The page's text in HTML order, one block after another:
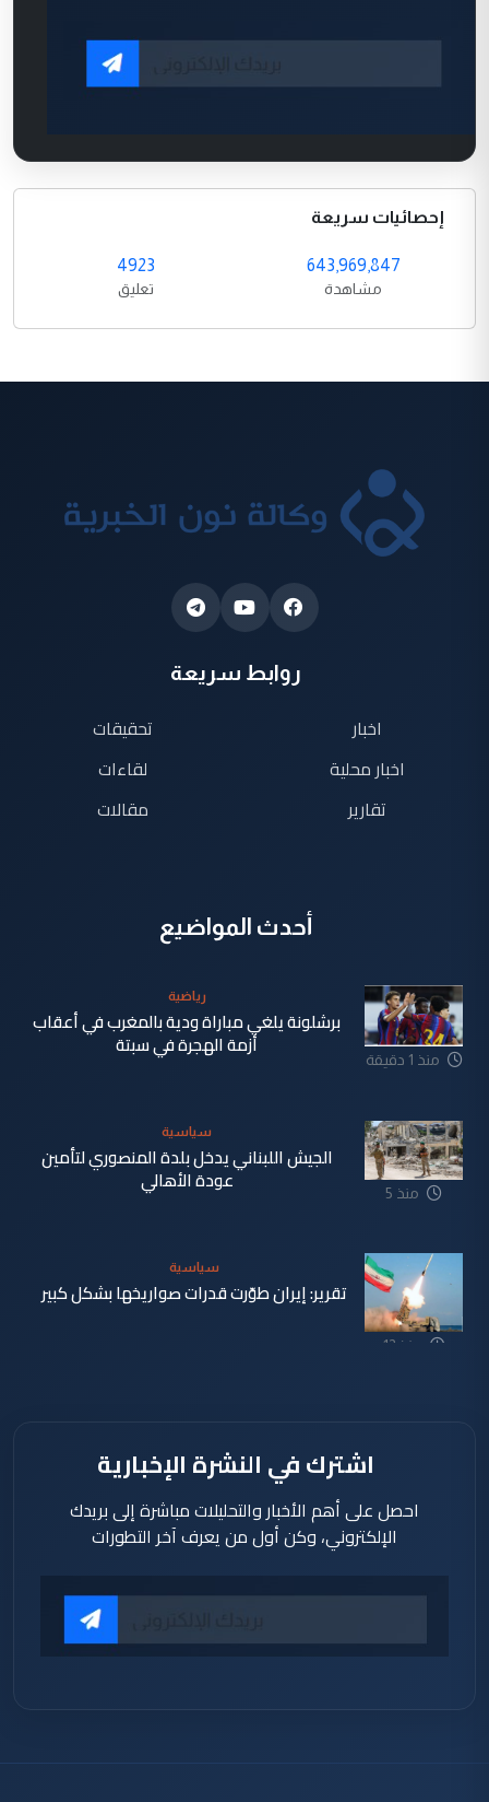
إحصائيات سريعة
643,969,847
مشاهدة
4923
تعليق
روابط سريعة
اخبار
اخبار محلية
تقارير
تحقيقات
لقاءات
مقالات
أحدث المواضيع
منذ 1 دقيقة
رياضية
برشلونة يلغي مباراة ودية بالمغرب في أعقاب
أزمة الهجرة في سبتة
منذ 5
سياسية
الجيش اللبناني يدخل بلدة المنصوري لتأمين
عودة الأهالي
منذ 12
سياسية
تقرير: إيران طوّرت قدرات صواريخها بشكل كبير
اشترك في النشرة الإخبارية
احصل على أهم الأخبار والتحليلات مباشرة إلى بريدك
الإلكتروني، وكن أول من يعرف آخر التطورات